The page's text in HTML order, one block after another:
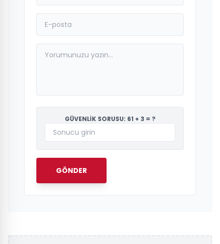
GÜVENLİK SORUSU: 61 + 3 = ?
GÖNDER